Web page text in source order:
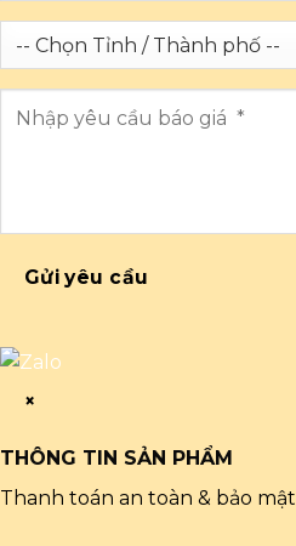
Gửi yêu cầu
×
THÔNG TIN SẢN PHẨM
Thanh toán an toàn & bảo mật